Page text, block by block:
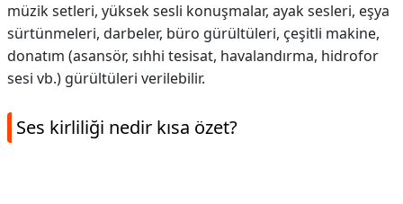
müzik setleri, yüksek sesli konuşmalar, ayak sesleri, eşya
sürtünmeleri, darbeler, büro gürültüleri, çeşitli makine,
donatım (asansör, sıhhi tesisat, havalandırma, hidrofor
sesi vb.) gürültüleri verilebilir.
Ses kirliliği nedir kısa özet?